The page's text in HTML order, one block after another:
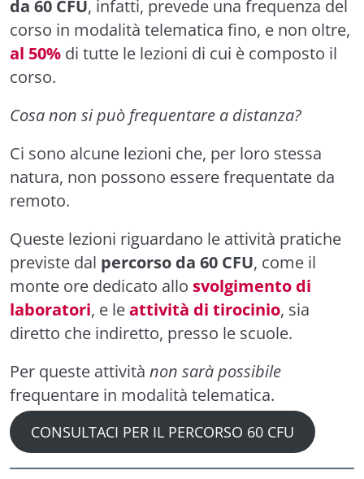
da 60 CFU, infatti, prevede una frequenza del
corso in modalità telematica fino, e non oltre,
al 50% di tutte le lezioni di cui è composto il
corso.
Cosa non si può frequentare a distanza?
Ci sono alcune lezioni che, per loro stessa
natura, non possono essere frequentate da
remoto.
Queste lezioni riguardano le attività pratiche
previste dal percorso da 60 CFU, come il
monte ore dedicato allo svolgimento di
laboratori, e leattività di tirocinio, sia
diretto che indiretto, presso le scuole.
Per queste attività non sarà possibile
frequentare in modalità telematica.
CONSULTACI PER IL PERCORSO 60 CFU